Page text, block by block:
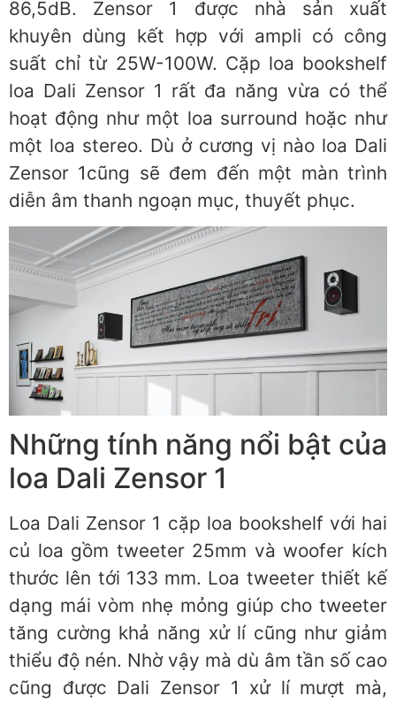
86,5dB. Zensor 1 được nhà sản xuất
khuyên dùng kết hợp với ampli có công
suất chỉ từ 25W-100W. Cặp loa bookshelf
loa Dali Zensor 1 rất đa năng vừa có thể
hoạt động như một loa surround hoặc như
một loa stereo. Dù ở cương vị nào loa Dali
Zensor 1cũng sẽ đem đến một màn trình
diễn âm thanh ngoạn mục, thuyết phục.
Những tính năng nổi bật của
loa Dali Zensor 1
Loa Dali Zensor 1 cặp loa bookshelf với hai
củ loa gồm tweeter 25mm và woofer kích
thước lên tới 133 mm. Loa tweeter thiết kế
dạng mái vòm nhẹ mỏng giúp cho tweeter
tăng cường khả năng xử lí cũng như giảm
thiểu độ nén. Nhờ vậy mà dù âm tần số cao
cũng được Dali Zensor 1 xử lí mượt mà,